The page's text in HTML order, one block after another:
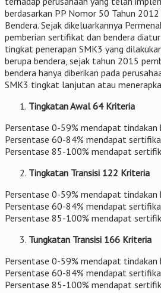
berdasarkan PP Nomor 50 Tahun
Bendera. Sejak dikeluarkannya
pemberian sertifikat dan bendera
tingkat penerapan SMK3 yang
berupa bendera, sejak tahun 2015
bendera hanya diberikan pada
SMK3 tingkat lanjutan atau
Tingkatan Awal 64 Kriteria
Persentase 0-59% mendapat tindakan
Persentase 60-84% mendapat
Persentase 85-100% mendapat
Tingkatan Transisi 122 Kriteria
Persentase 0-59% mendapat tindakan
Persentase 60-84% mendapat
Persentase 85-100% mendapat
Tungkatan Transisi 166 Kriteria
Persentase 0-59% mendapat tindakan
Persentase 60-84% mendapat
Persentase 85-100% mendapat